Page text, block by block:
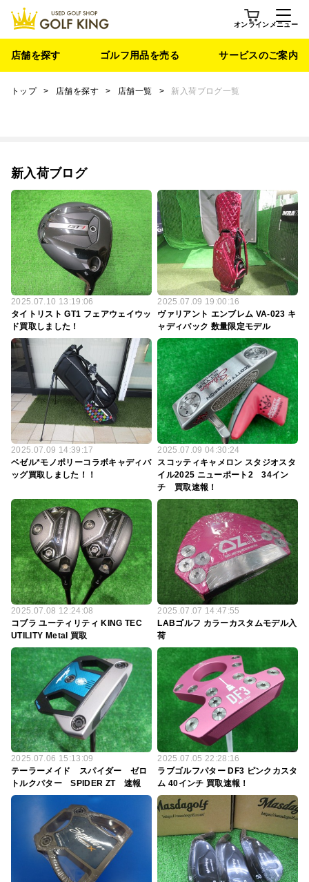
オンライン メニュー
店舗を探す ゴルフ用品を売る サービスのご案内
トップ > 店舗を探す > 店舗一覧 > 新入荷ブログ一覧
新入荷ブログ
2025.07.10 13:19:06
タイトリスト GT1 フェアウェイウッ
ド買取しました！
2025.07.09 19:00:16
ヴァリアント エンブレム VA-023 キ
ャディバック 数量限定モデル
2025.07.09 14:39:17
ベゼル*モノポリーコラボキャディバ
ッグ買取しました！！
2025.07.09 04:30:24
スコッティキャメロン スタジオスタ
イル2025 ニューポート2 34イン
チ 買取速報！
2025.07.08 12:24:08
コブラ ユーティリティ KING TEC
UTILITY Metal 買取
2025.07.07 14:47:55
LABゴルフ カラーカスタムモデル入
荷
2025.07.06 15:13:09
テーラーメイド スパイダー ゼロ
トルクパター SPIDER ZT 速報
2025.07.05 22:28:16
ラブゴルフパター DF3 ピンクカスタ
ム 40インチ 買取速報！